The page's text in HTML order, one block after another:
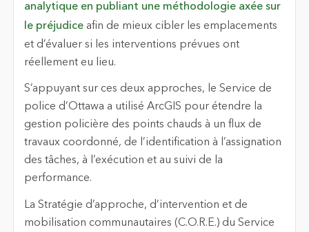
analytique en publiant une méthodologie axée sur
le préjudiceafin de mieux cibler les emplacements
et d’évaluer si les interventions prévues ont
réellement eu lieu.
S’appuyant sur ces deux approches, le Service de
police d’Ottawa a utilisé ArcGIS pour étendre la
gestion policière des points chauds à un flux de
travaux coordonné, de l’identification à l’assignation
des tâches, à l’exécution et au suivi de la
performance.
La Stratégie d’approche, d’intervention et de
mobilisation communautaires (C.O.R.E.) du Service